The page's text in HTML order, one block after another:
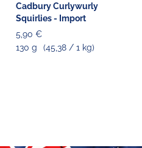
Cadbury Curlywurly
Squirlies - Import
5,90 €
130 g
(45,38 / 1 kg)